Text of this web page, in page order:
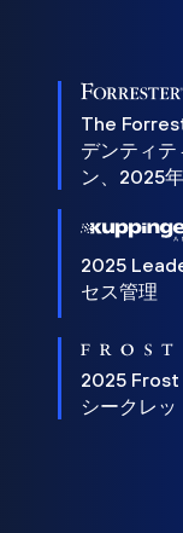
The
デンティ
ン、2025
2025
セス管理
2025 Frost
シークレッ